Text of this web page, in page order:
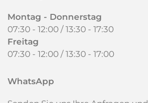
Montag - Donnerstag
07:30 - 12:00 / 13:30 - 17:30
Freitag
07:30 - 12:00 / 13:30 - 17:00
WhatsApp